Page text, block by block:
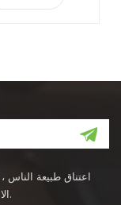
الانسجام في البيئة. وراء الاحتياجات ، نتطلع إلى الأفعال.